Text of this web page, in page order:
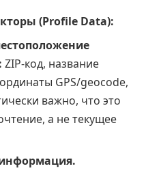
(Profile Data):
ZIP-код, название
GPS/geocode,
важно, что это
а не текущее